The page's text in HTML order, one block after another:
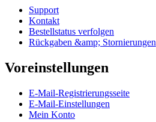
Support
Kontakt
Bestellstatus verfolgen
Rückgaben &amp; Stornierungen
Voreinstellungen
E-Mail-Registrierungsseite
E-Mail-Einstellungen
Mein Konto